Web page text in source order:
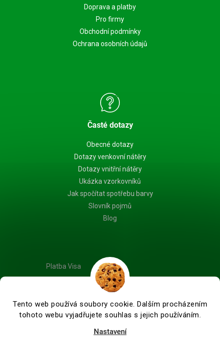
Tento web používá soubory cookie. Dalším procházením
tohoto webu vyjadřujete souhlas s jejich používáním.
Nastavení
Doprava a platby
Pro firmy
Obchodní podmínky
Ochrana osobních údajů
Časté dotazy
Obecné dotazy
Dotazy venkovní nátěry
Dotazy vnitřní nátěry
Ukázka vzorkovníků
Jak spočítat spotřebu barvy
Slovník pojmů
Blog
Platba Visa